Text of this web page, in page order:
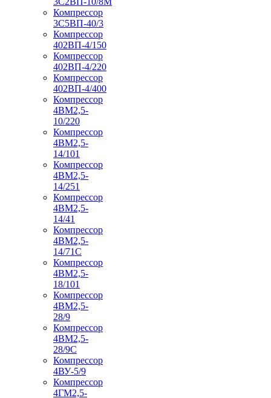
Компрессор
3С5ВП-40/3
Компрессор
402ВП-4/150
Компрессор
402ВП-4/220
Компрессор
402ВП-4/400
Компрессор
4ВМ2,5-
10/220
Компрессор
4ВМ2,5-
14/101
Компрессор
4ВМ2,5-
14/251
Компрессор
4ВМ2,5-
14/41
Компрессор
4ВМ2,5-
14/71C
Компрессор
4ВМ2,5-
18/101
Компрессор
4ВМ2,5-
28/9
Компрессор
4ВМ2,5-
28/9С
Компрессор
4ВУ-5/9
Компрессор
4ГМ2,5-